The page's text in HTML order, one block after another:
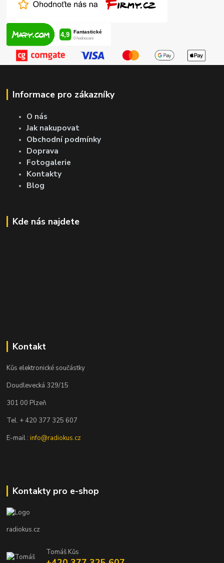
Informace pro zákazníky
O nás
Jak nakupovat
Obchodní podmínky
Doprava
Fotogalerie
Kontakty
Blog
Kde nás najdete
Kontakt
Kůs elektronické součástky
Doudlevecká 329/15
301 00 Plzeň
Tel. + 420 377 325 607
E-mail :info@radiokus.cz
Kontakty pro e-shop
radiokus.cz
Tomáš Kůs